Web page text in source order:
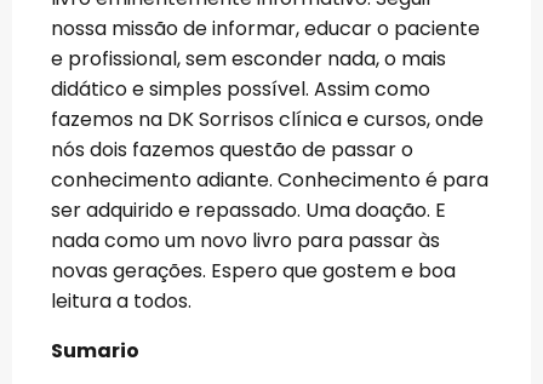
nossa missão de informar, educar o paciente
e profissional, sem esconder nada, o mais
didático e simples possível. Assim como
fazemos na DK Sorrisos clínica e cursos, onde
nós dois fazemos questão de passar o
conhecimento adiante. Conhecimento é para
ser adquirido e repassado. Uma doação. E
nada como um novo livro para passar às
novas gerações. Espero que gostem e boa
leitura a todos.
Sumario